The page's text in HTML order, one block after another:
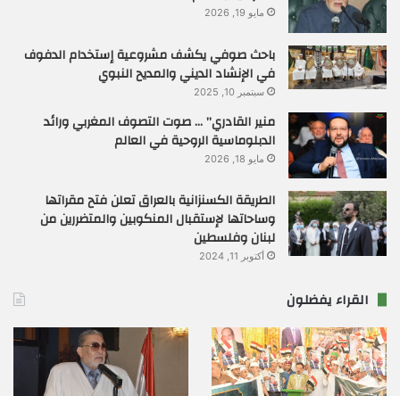
مايو 19, 2026
باحث صوفي يكشف مشروعية إستخدام الدفوف
في الإنشاد الديني والمديح النبوي
سبتمبر 10, 2025
منير القادري” … صوت التصوف المغربي ورائد
الدبلوماسية الروحية في العالم
مايو 18, 2026
الطريقة الكسنزانية بالعراق تعلن فتح مقراتها
وساحاتها لإستقبال المنكوبين والمتضررين من
لبنان وفلسطين
أكتوبر 11, 2024
القراء يفضلون